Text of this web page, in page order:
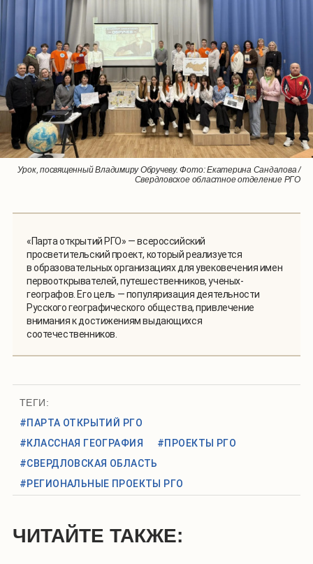
Урок, посвященный Владимиру Обручеву. Фото: Екатерина Сандалова /
Свердловское областное отделение РГО
Участники открытия именной парты РГО в кабинете географии
школы №17 города Краснотурьинска. Фото: Екатерина Сандалова /
Свердловское областное отделение РГО
«Парта открытий РГО» — всероссийский
просветительский проект, который реализуется
в образовательных организациях для увековечения имен
первооткрывателей, путешественников, ученых-
географов. Его цель — популяризация деятельности
Русского географического общества, привлечение
внимания к достижениям выдающихся
соотечественников.
ТЕГИ:
#ПАРТА ОТКРЫТИЙ РГО
#КЛАССНАЯ ГЕОГРАФИЯ
#ПРОЕКТЫ РГО
#СВЕРДЛОВСКАЯ ОБЛАСТЬ
#РЕГИОНАЛЬНЫЕ ПРОЕКТЫ РГО
ЧИТАЙТЕ ТАКЖЕ: